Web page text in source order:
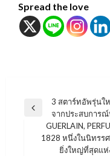
Spread the love
แนะแนว
เรื่อง
Previous
3 สตาร์ทอัพรุ่นใ
จากประสบการ
Next
GUERLAIN,
1828 หนึ่งในนิทรร
ยิ่งใหญ่ที่สุดแห่